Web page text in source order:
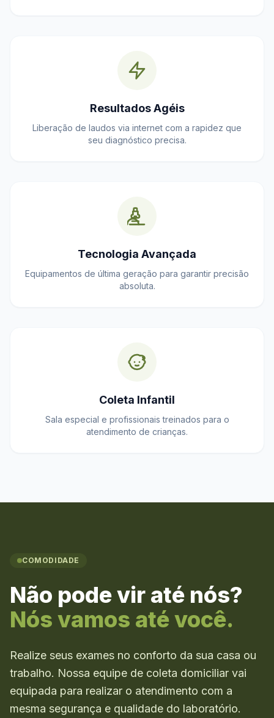
Resultados Agéis
Liberação de laudos via internet com a rapidez que
seu diagnóstico precisa.
Tecnologia Avançada
Equipamentos de última geração para garantir precisão
absoluta.
Coleta Infantil
Sala especial e profissionais treinados para o
atendimento de crianças.
COMODIDADE
Não pode vir até nós?
Nós vamos até você.
Realize seus exames no conforto da sua casa ou
trabalho. Nossa equipe de coleta domiciliar vai
equipada para realizar o atendimento com a
mesma segurança e qualidade do laboratório.